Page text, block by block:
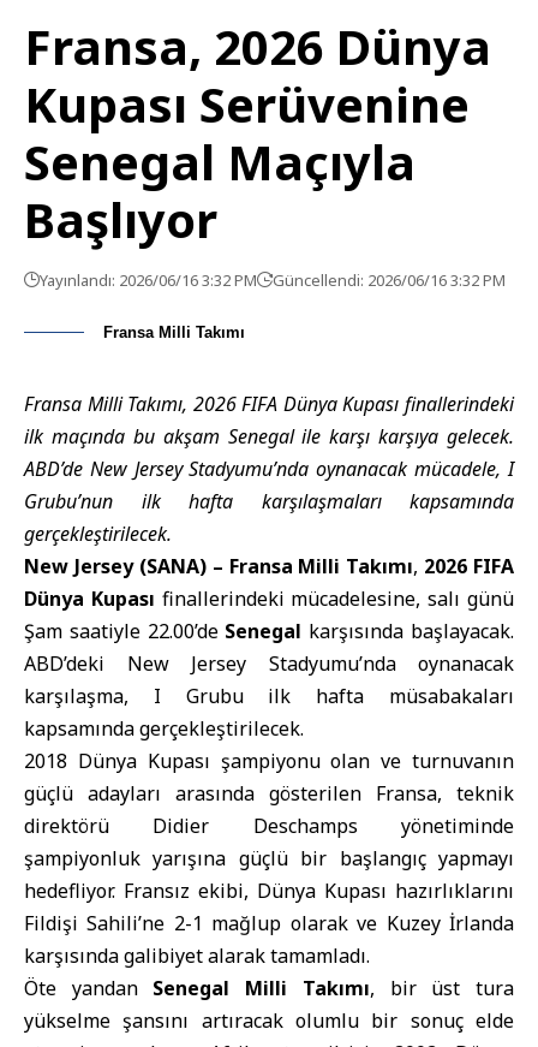
Fransa, 2026 Dünya
Kupası Serüvenine
Senegal Maçıyla
Başlıyor
Yayınlandı: 2026/06/16 3:32 PM Güncellendi: 2026/06/16 3:32 PM
Fransa Milli Takımı
Fransa Milli Takımı, 2026 FIFA Dünya Kupası finallerindeki
ilk maçında bu akşam Senegal ile karşı karşıya gelecek.
ABD’de New Jersey Stadyumu’nda oynanacak mücadele, I
Grubu’nun ilk hafta karşılaşmaları kapsamında
gerçekleştirilecek.
New Jersey (SANA) – Fransa Milli Takımı, 2026 FIFA
Dünya Kupası finallerindeki mücadelesine, salı günü
Şam saatiyle 22.00’de Senegal karşısında başlayacak.
ABD’deki New Jersey Stadyumu’nda oynanacak
karşılaşma, I Grubu ilk hafta müsabakaları
kapsamında gerçekleştirilecek.
2018 Dünya Kupası şampiyonu olan ve turnuvanın
güçlü adayları arasında gösterilen Fransa, teknik
direktörü Didier Deschamps yönetiminde
şampiyonluk yarışına güçlü bir başlangıç yapmayı
hedefliyor. Fransız ekibi, Dünya Kupası hazırlıklarını
Fildişi Sahili’ne 2-1 mağlup olarak ve Kuzey İrlanda
karşısında galibiyet alarak tamamladı.
Öte yandan Senegal Milli Takımı, bir üst tura
yükselme şansını artıracak olumlu bir sonuç elde